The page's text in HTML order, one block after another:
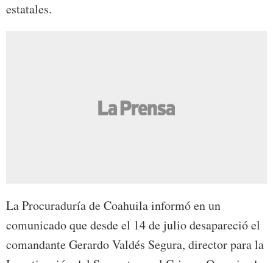
estatales.
La Procuraduría de Coahuila informó en un
comunicado que desde el 14 de julio desapareció el
comandante Gerardo Valdés Segura, director para la